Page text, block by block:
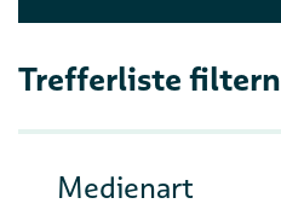
Trefferliste filtern
Medienart